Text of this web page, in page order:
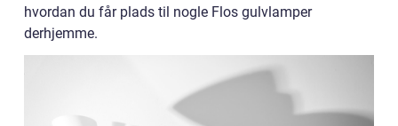
hvordan du får plads til nogle Flos gulvlamper
derhjemme.